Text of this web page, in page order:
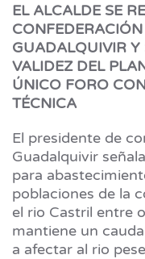
EL ALCALDE SE
GUADALQUIVIR Y
VALIDEZ DEL
ÚNICO FORO
TÉCNICA
El presidente de
Guadalquivir
para
poblaciones de la
el rio Castril entre
mantiene un
a afectar al rio